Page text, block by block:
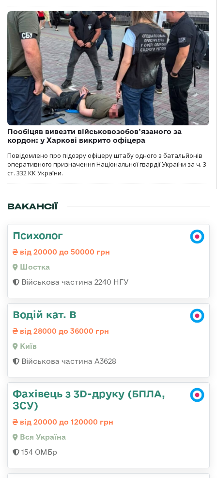
Пообіцяв вивезти військовозобов’язаного за
кордон: у Харкові викрито офіцера
Повідомлено про підозру офіцеру штабу одного з батальйонів
оперативного призначення Національної гвардії України за ч. 3
ст. 332 КК України.
ВАКАНСІЇ
Психолог
від 20000 до 50000 грн
Шостка
Військова частина 2240 НГУ
Водій кат. В
від 28000 до 36000 грн
Київ
Військова частина А3628
Фахівець з 3D-друку (БПЛА,
ЗСУ)
від 20000 до 120000 грн
Вся Україна
154 ОМБр